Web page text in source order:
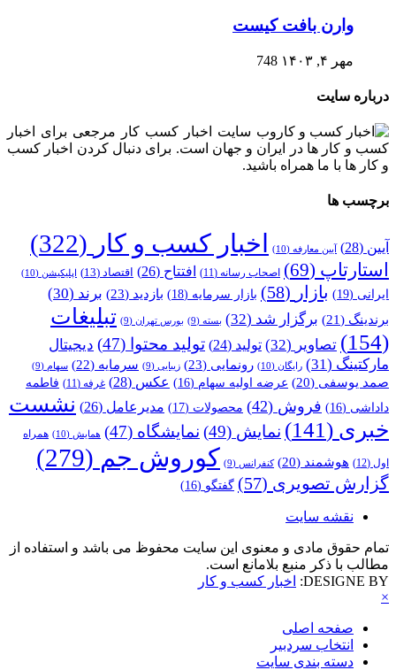
وارن بافت کیست
مهر ۴, ۱۴۰۳ 748
درباره سایت
وب سایت اخبار کسب کار مرجعی برای اخبار
کسب و کار ها در ایران و جهان است. برای دنبال کردن اخبار کسب
و کار ها با ما همراه باشید.
برچسب ها
آیین (28) آیین معارفه (10) اخبار کسب و کار (322)
استارتاپ (69) اصحاب رسانه (11) افتتاح (26) اقتصاد (13) اپلیکیشن (10)
ایرانی (19) بازار (58) بازار سرمایه (18) بازدید (23) برند (30)
برندینگ (21) برگزار شد (32) بسته (9) بورس تهران (9)
تبلیغات
(154)
تصاویر (32) تولید (24) تولید محتوا (47)
دیجیتال
مارکتینگ (31) رایگان (10) رونمایی (23) زیبایی (9) سرمایه (22) سهام (9)
صمد یوسفی (20) عرضه اولیه سهام (16) عکس (28) غرفه (11)
فاطمه
داداشی (16) فروش (42) محصولات (17) مدیرعامل (26)
نشست
خبری (141) نمایش (49) نمایشگاه (47) همایش (10) همراه
اول (12) هوشمند (20) کنفرانس (9) کوروش جم (279)
گزارش تصویری (57) گفتگو (16)
نقشه سایت
تمام حقوق مادی و معنوی این سایت محفوظ می باشد و استفاده از
مطالب با ذکر منبع بلامانع است.
DESIGNE BY:
اخبار کسب و کار
×
صفحه اصلی
انتخاب سردبیر
دسته بندی سایت